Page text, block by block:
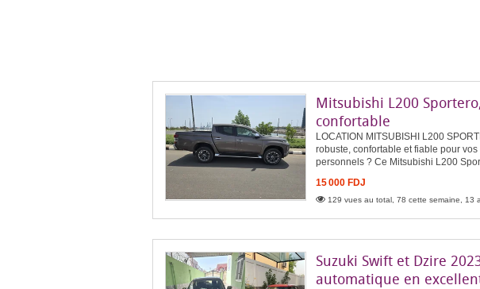
Mitsubishi L200
confortable
LOCATION MITSUBISHI L200
robuste, confortable et fiable pour
personnels ? Ce Mitsubishi L200
15 000 FDJ
129 vues au total, 78 cette semaine, 13
Suzuki Swift et Dzire
automatique en